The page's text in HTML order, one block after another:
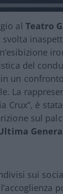
al Teatro
del
in un
La
Crux”, è
sul
sui